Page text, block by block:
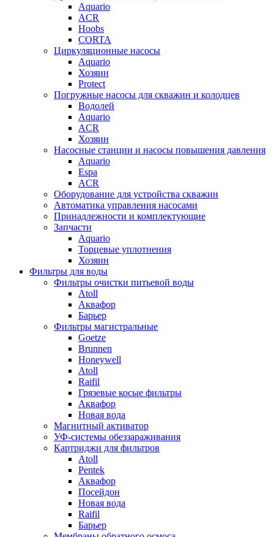
Aquario
ACR
Hoobs
CORTA
Циркуляционные насосы
Aquario
Хозяин
Protect
Погружные насосы для скважин и колодцев
Водолей
Aquario
ACR
Хозяин
Насосные станции и насосы повышения давления
Aquario
Espa
ACR
Оборудование для устройства скважин
Автоматика управления насосами
Принадлежности и комплектующие
Запчасти
Aquario
Торцевые уплотнения
Хозяин
Фильтры для воды
Фильтры очистки питьевой воды
Atoll
Аквафор
Барьер
Фильтры магистральные
Goetze
Brunnen
Honeywell
Atoll
Raifil
Грязевые косые фильтры
Аквафор
Новая вода
Магнитный активатор
УФ-системы обеззараживания
Картриджи для фильтров
Atoll
Pentek
Аквафор
Посейдон
Новая вода
Raifil
Барьер